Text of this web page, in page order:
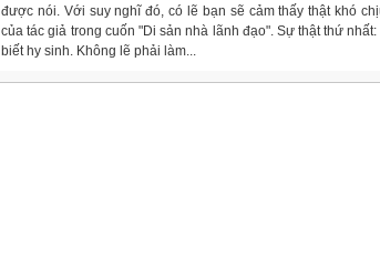
được nói. Với suy nghĩ đó, có lẽ bạn sẽ cảm thấy thật khó
của tác giả trong cuốn "Di sản nhà lãnh đạo". Sự thật thứ
biết hy sinh. Không lẽ phải làm...